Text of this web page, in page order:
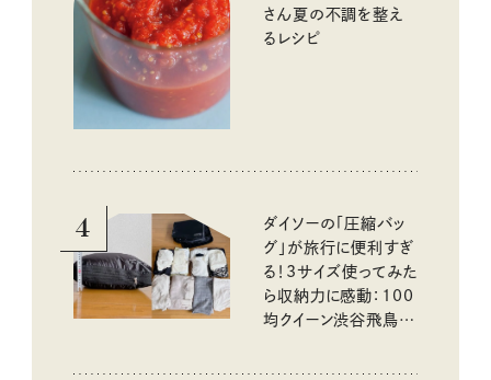
さん夏の不調を整え
るレシピ
4
ダイソーの「圧縮バッ
グ」が旅行に便利すぎ
る！3サイズ使ってみた
ら収納力に感動：100
均クイーン渋谷飛鳥の